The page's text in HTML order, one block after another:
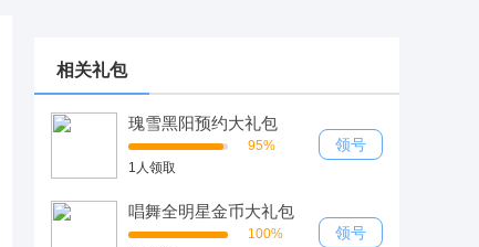
相关礼包
瑰雪黑阳预约大礼包
95%
1人领取
领号
唱舞全明星金币大礼包
100%
领号